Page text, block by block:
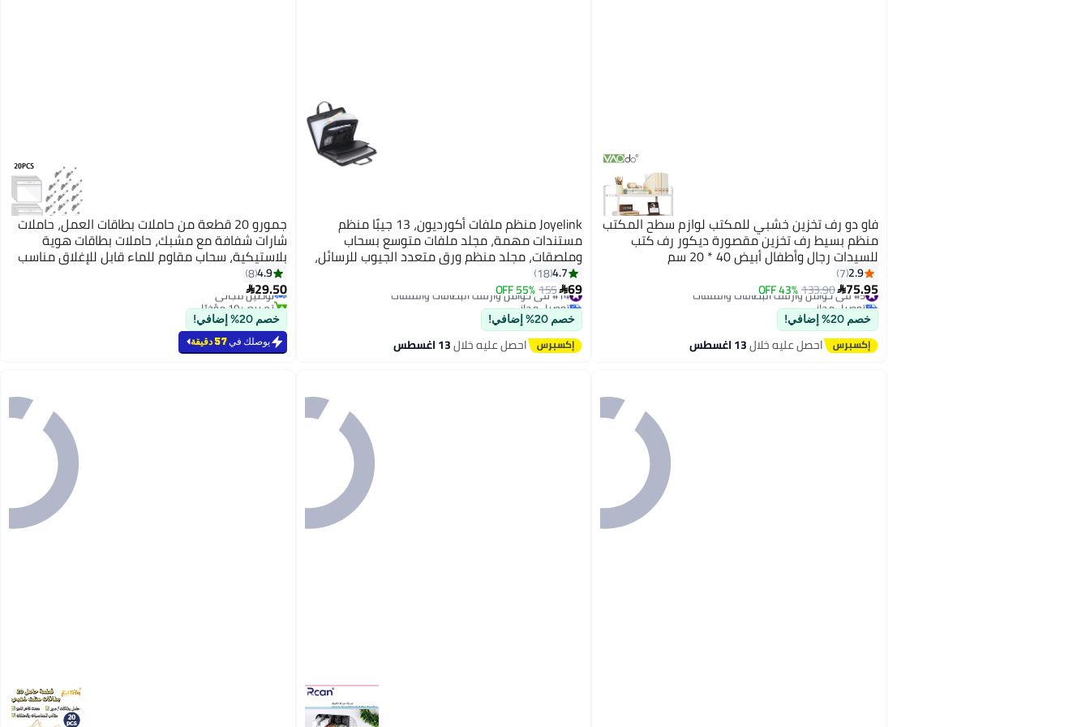
فاو دو رف تخزين خشبي للمكتب لوازم سطح المكتب
منظم بسيط رف تخزين مقصورة ديكور رف كتب
للسيدات رجال وأطفال أبيض 40 * 20 سم
2.9
7
75.95
133.90
43% OFF #5 في حوامل وأرفف البطاقات والملفات
توصيل مجاني
#5 في حوامل وأرفف البطاقات والملفات
خصم 20% إضافي!
احصل عليه خلال13 اغسطس
Joyelink منظم ملفات أكورديون، 13 جيبًا منظم
مستندات مهمة، مجلد ملفات متوسع بسحاب
وملصقات، مجلد منظم ورق متعدد الجيوب للرسائل،
A4، الإيصالات، تنظيم المستندات بأمان4.7
18
69
155
55% OFF #14 في حوامل وأرفف البطاقات والملفات
توصيل مجاني
#14 في حوامل وأرفف البطاقات والملفات
خصم 20% إضافي!
احصل عليه خلال13 اغسطس
جمورو 20 قطعة من حاملات بطاقات العمل، حاملات
شارات شفافة مع مشبك، حاملات بطاقات هوية
بلاستيكية، سحاب مقاوم للماء قابل للإغلاق مناسب
للوصول إلى حامل هوية مكتب المدرسة
4.9
8
29.50
#15 في حوامل وأرفف البطاقات والملفات
أقل سعر في 30 يوم
توصيل مجاني
تم بيع +10 مؤخرًا
#15 في حوامل وأرفف البطاقات والملفات
خصم 20% إضافي!
يوصلك في57 دقيقة